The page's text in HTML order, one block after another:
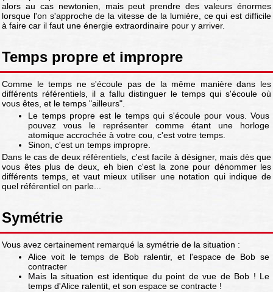
alors au cas newtonien, mais peut prendre des valeurs énormes
lorsque l'on s'approche de la vitesse de la lumière, ce qui est difficile
à faire car il faut une énergie extraordinaire pour y arriver.
Temps propre et impropre
Comme le temps ne s'écoule pas de la même manière dans les
différents référentiels, il a fallu distinguer le temps qui s'écoule où
vous êtes, et le temps "ailleurs".
Le temps propre est le temps qui s'écoule pour vous. Vous
pouvez vous le représenter comme étant une horloge
atomique accrochée à votre cou, c'est votre temps.
Sinon, c'est un temps impropre.
Dans le cas de deux référentiels, c'est facile à désigner, mais dès que
vous êtes plus de deux, eh bien c'est la zone pour dénommer les
différents temps, et vaut mieux utiliser une notation qui indique de
quel référentiel on parle...
Symétrie
Vous avez certainement remarqué la symétrie de la situation :
Alice voit le temps de Bob ralentir, et l'espace de Bob se
contracter
Mais la situation est identique du point de vue de Bob ! Le
temps d'Alice ralentit, et son espace se contracte !